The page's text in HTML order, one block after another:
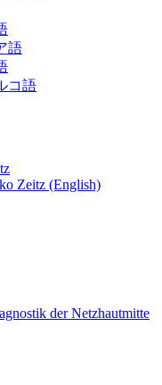
語
コ語
Zeitz (English)
der Netzhautmitte